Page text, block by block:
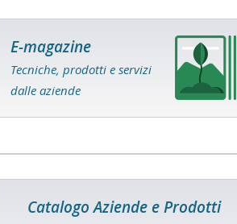
E-magazine
Tecniche, prodotti e servizi
dalle aziende
Catalogo Aziende e Prodotti